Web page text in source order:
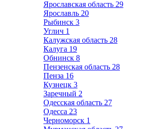
Ярославская область 29
Ярославль 20
Рыбинск 3
Углич 1
Калужская область 28
Калуга 19
Обнинск 8
Пензенская область 28
Пенза 16
Кузнецк 3
Заречный 2
Одесская область 27
Одесса 23
Черноморск 1